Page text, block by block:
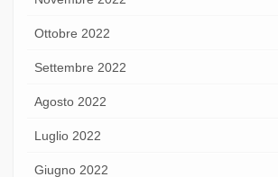
Ottobre 2022
Settembre 2022
Agosto 2022
Luglio 2022
Giugno 2022